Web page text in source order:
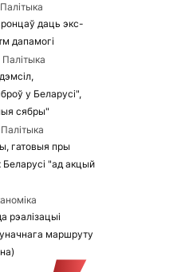
даць экс-
дапамогі
у Беларусі",
сябры"
гатовыя пры
Беларусі "ад акцый
рэалізацыі
маршруту